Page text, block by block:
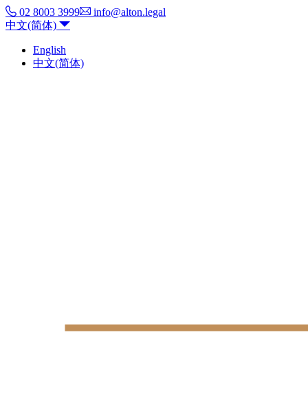
02 8003 3999
info@alton.legal
中文(简体)
English
中文(简体)